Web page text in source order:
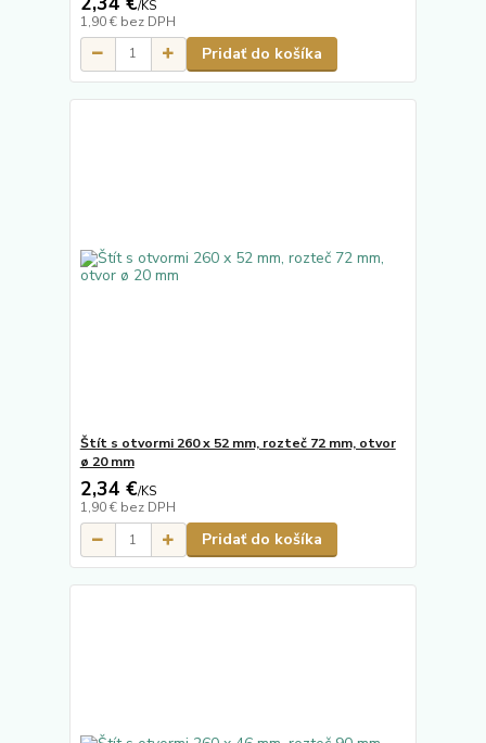
/KS
1,90 € bez DPH
Pridať do košíka
Štít s otvormi 260 x 52 mm, rozteč 72 mm, otvor
ø 20 mm
2,34 €/KS
1,90 € bez DPH
Pridať do košíka